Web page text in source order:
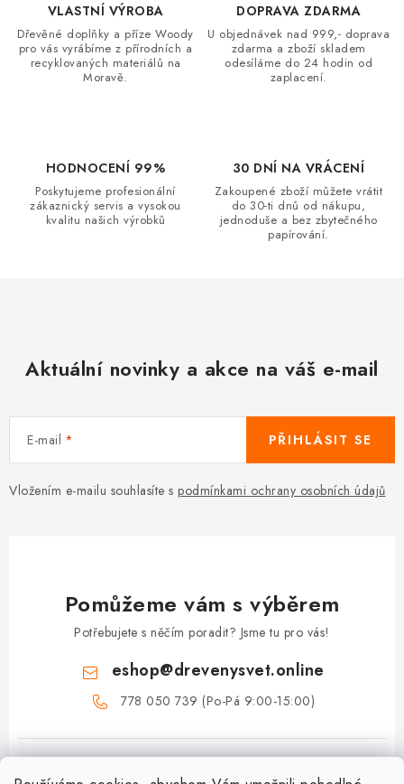
a
VLASTNÍ VÝROBA
Dřevěné doplňky a příze Woody
pro vás vyrábíme z přírodních a
recyklovaných materiálů na
Moravě.
DOPRAVA ZDARMA
U objednávek nad 999,- doprava
zdarma a zboží skladem
odesíláme do 24 hodin od
zaplacení.
HODNOCENÍ 99%
Poskytujeme profesionální
zákaznický servis a vysokou
kvalitu našich výrobků
30 DNÍ NA VRÁCENÍ
Zakoupené zboží můžete vrátit
do 30-ti dnů od nákupu,
jednoduše a bez zbytečného
papírování.
Aktuální novinky a akce na váš e-mail
E-mail
Vložením e-mailu souhlasíte s podmínkami ochrany osobních údajů
PŘIHLÁSIT SE
Pomůžeme vám s výběrem
Potřebujete s něčím poradit? Jsme tu pro vás!
eshop@drevenysvet.online
778 050 739 (Po-Pá 9:00-15:00)